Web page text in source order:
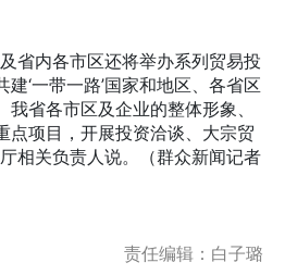
省内各市区还将举办系列贸易投
‘一带一路’国家和地区、各省区
省各市区及企业的整体形象、
点项目，开展投资洽谈、大宗贸
相关负责人说。（群众新闻记者
责任编辑：白子璐